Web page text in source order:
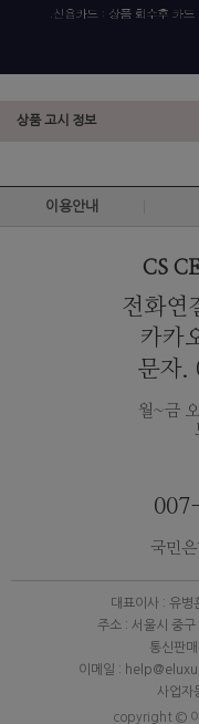
상품 고시 정보
이용안내
CS
전화연
카카
문자.
월~금
국민
대표이사 : 유병
주소 : 서울시 중
통신판
이메일 :
사업자
copyright © 이